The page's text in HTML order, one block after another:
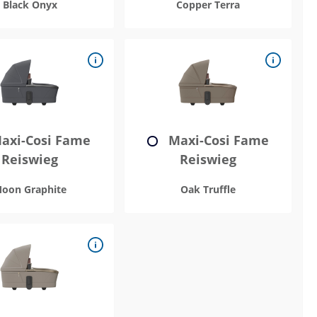
Black Onyx Copper Terra
Cosi Fame
Reiswieg
Graphite
Maxi-Cosi Fame
Reiswieg
Oak Truffle